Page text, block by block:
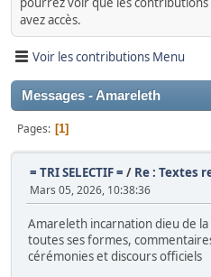
avez accès.
Voir les contributions Menu
Messages - Amareleth
Pages 1
= TRI SELECTIF = / Re : Textes
Mars 05, 2026, 10:38:36
Amareleth incarnation dieu de
toutes ses formes,
cérémonies et discours officiels